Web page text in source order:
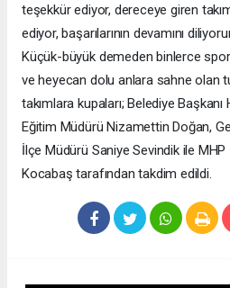
teşekkür ediyor, dereceye giren
ediyor, başarılarının devamını
Küçük-büyük demeden binlerce
ve heyecan dolu anlara sahne olan
takımlara kupaları; Belediye
Eğitim Müdürü Nizamettin Doğan,
İlçe Müdürü Saniye Sevindik ile MHP
Kocabaş tarafından takdim edildi.